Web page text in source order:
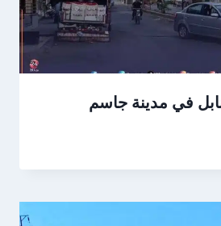
في مدينة جاسم